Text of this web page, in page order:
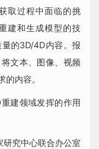
取过程中面临的挑
建和生成模型的技
的3D/4D内容。报
文本、图像、视频
内容。
建领域发挥的作用
究中心联合办公室